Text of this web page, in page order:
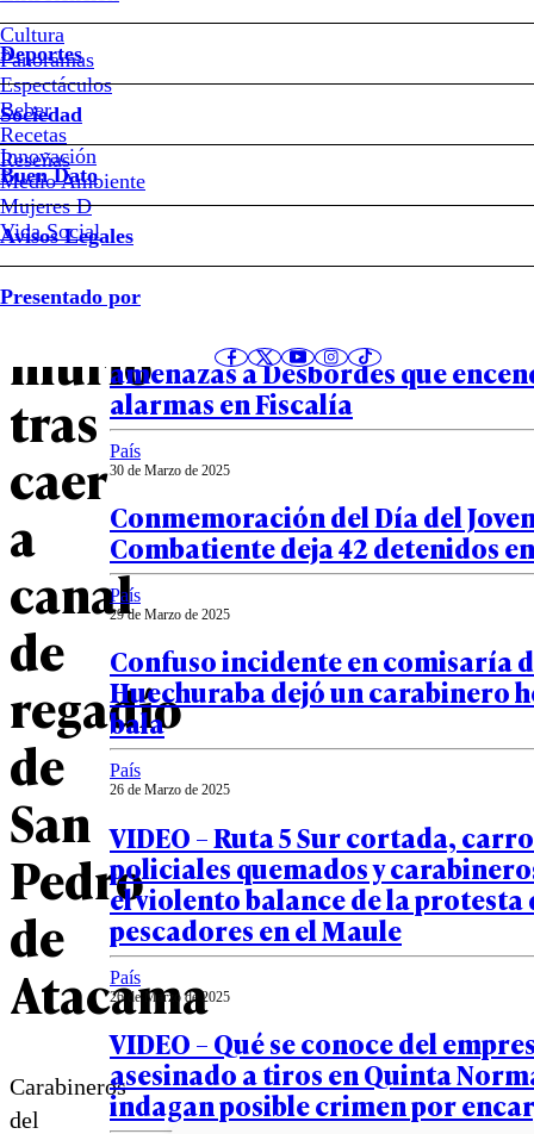
Cultura
Panoramas
Espectáculos
Beber
Recetas
Reseñas
Deportes
Sociedad
Innovación
Medio Ambiente
Mujeres D
Vida Social
Buen Dato
Avisos Legales
Presentado por
Detienen
a
madre
de
niño
que
murió
tras
caer
a
canal
de
regadío
de
San
Pedro
de
Atacama
Carabineros
del
Notas relacionadas
02 de Abril de 2025
FOTOS – “No me van a
amenazas a Desbordes que
alarmas en Fiscalía
País
30 de Marzo de 2025
Conmemoración del Día del
Combatiente deja 42 detenidos
País
29 de Marzo de 2025
Confuso incidente en comisaría
Huechuraba dejó un carabinero
bala
País
26 de Marzo de 2025
VIDEO – Ruta 5 Sur cortada,
policiales quemados y
el violento balance de la protesta
pescadores en el Maule
País
26 de Marzo de 2025
VIDEO – Qué se conoce del
asesinado a tiros en Quinta
indagan posible crimen por